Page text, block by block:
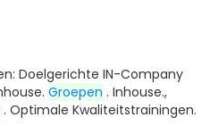
Doelgerichte IN-Company
Groepen . Inhouse.,
. Optimale Kwaliteitstrainingen.